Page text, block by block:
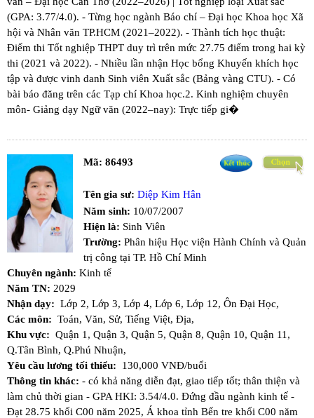
(GPA: 3.77/4.0). - Từng học ngành Báo chí – Đại học Khoa học Xã
hội và Nhân văn TP.HCM (2021–2022). - Thành tích học thuật:​
Điểm thi Tốt nghiệp THPT duy trì trên mức 27.75 điểm trong hai kỳ
thi (2021 và 2022). - Nhiều lần nhận Học bổng Khuyến khích học
tập và được vinh danh Sinh viên Xuất sắc (Bảng vàng CTU). - Có
bài báo đăng trên các Tạp chí Khoa học. ​2. Kinh nghiệm chuyên
môn ​- Giảng dạy Ngữ văn (2022–nay): Trực tiếp gi�
Mã: 86493
Tên gia sư: Diệp Kim Hân
Năm sinh: 10/07/2007
Hiện là: Sinh Viên
Trường: Phân hiệu Học viện Hành Chính và Quản
trị công tại TP. Hồ Chí Minh
Chuyên ngành: Kinh tế
Năm TN: 2029
Nhận dạy: Lớp 2, Lớp 3, Lớp 4, Lớp 6, Lớp 12, Ôn Đại Học,
Các môn: Toán, Văn, Sử, Tiếng Việt, Địa,
Khu vực: Quận 1, Quận 3, Quận 5, Quận 8, Quận 10, Quận 11,
Q.Tân Bình, Q.Phú Nhuận,
Yêu cầu lương tối thiểu:
130,000 VNĐ/buổi
Thông tin khác: - có khả năng diễn đạt, giao tiếp tốt; thân thiện và
làm chủ thời gian - GPA HKI: 3.54/4.0. Đứng đầu ngành kinh tế -
Đạt 28.75 khối C00 năm 2025, Á khoa tỉnh Bến tre khối C00 năm